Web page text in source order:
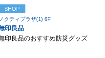
SHOP
ノクティプラザ(1) 6F
印良品
印良品のおすすめ防災グッズ